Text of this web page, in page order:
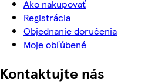
Ako nakupovať
Registrácia
Objednanie doručenia
Moje obľúbené
Kontaktujte nás